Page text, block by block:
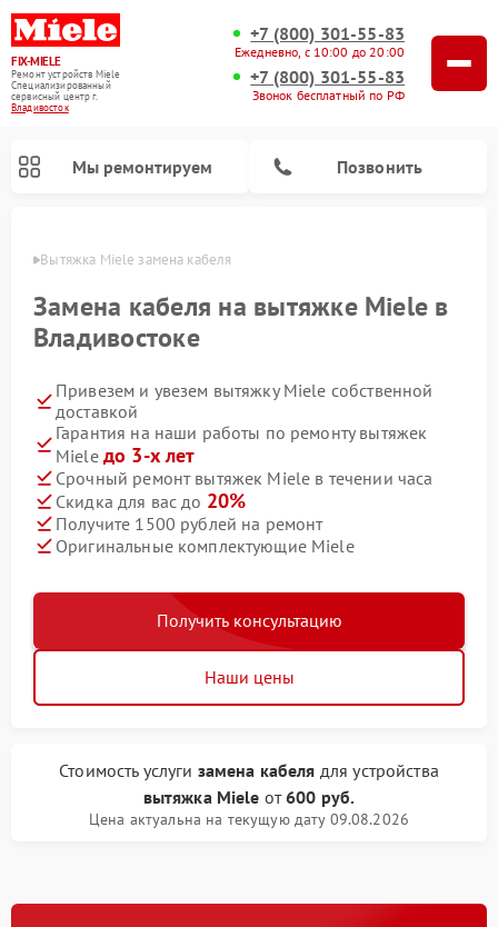
FIX-MIELE
Ремонт устройств Miele
Специализированный
cервисный центр г.
Владивосток
+7 (800) 301-55-83
Ежедневно, с 10:00 до 20:00
+7 (800) 301-55-83
Звонок бесплатный по РФ
Мы ремонтируем Позвонить
Вытяжка Miele замена кабеля
Замена кабеля на вытяжке Miele в
Владивостоке
Привезем и увезем вытяжку Miele собственной
доставкой
Гарантия на наши работы по ремонту вытяжек
Miele до 3-х лет
Срочный ремонт вытяжек Miele в течении часа
Скидка для вас до 20%
Получите 1500 рублей на ремонт
Оригинальные комплектующие Miele
Получить консультацию
Наши цены
Стоимость услуги замена кабеля для устройства
вытяжка Miele от600 руб.
Цена актуальна на текущую дату 09.08.2026